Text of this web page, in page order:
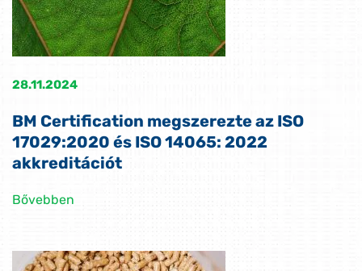
28.11.2024
BM Certification megszerezte az ISO
17029:2020 és ISO 14065: 2022
akkreditációt
Bővebben